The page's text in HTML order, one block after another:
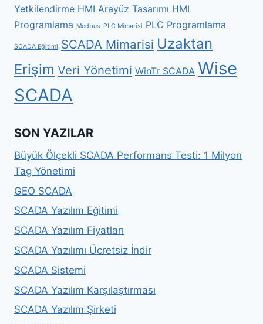
Yetkilendirme HMI Arayüz Tasarımı HMI
Programlama Modbus PLC Mimarisi PLC Programlama
SCADA Eğitimi SCADA Mimarisi Uzaktan
Erişim Veri Yönetimi WinTr SCADA Wise
SCADA
SON YAZILAR
Büyük Ölçekli SCADA Performans Testi: 1 Milyon
Tag Yönetimi
GEO SCADA
SCADA Yazılım Eğitimi
SCADA Yazılım Fiyatları
SCADA Yazılımı Ücretsiz İndir
SCADA Sistemi
SCADA Yazılım Karşılaştırması
SCADA Yazılım Şirketi